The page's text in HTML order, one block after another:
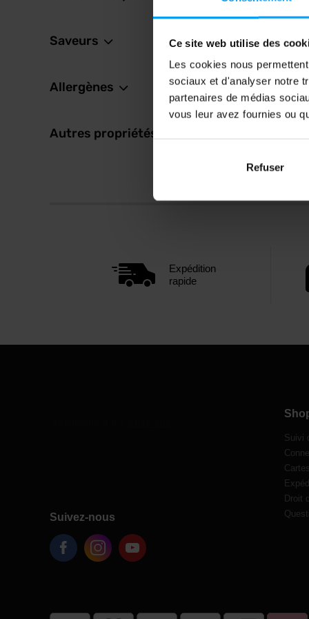
Ce site web utilise des
Les cookies nous
sociaux et d'analyser notre
partenaires de médias
vous leur avez fournies ou
Refuser
Saveurs
Allergènes
Autres propriétés
Expédition
rapide
Suivez-nous
Suivi
Droit